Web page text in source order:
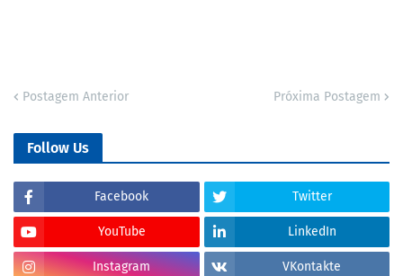
Postagem Anterior Próxima Postagem
Follow Us
Facebook Twitter
YouTube LinkedIn
Instagram VKontakte